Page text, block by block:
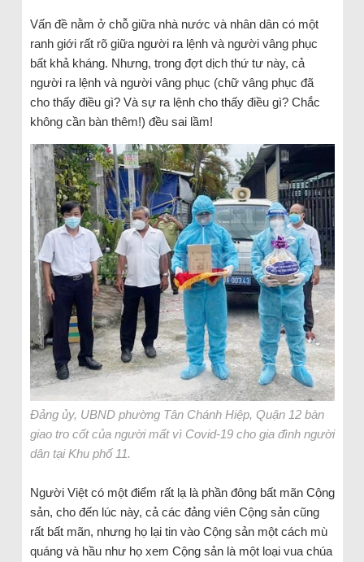
Vấn đề nằm ở chỗ giữa nhà nước và nhân dân có một
ranh giới rất rõ giữa người ra lệnh và người vâng phục
bất khả kháng. Nhưng, trong đợt dịch thứ tư này, cả
người ra lệnh và người vâng phục (chữ vâng phục đã
cho thấy điều gì? Và sự ra lệnh cho thấy điều gì? Chắc
không cần bàn thêm!) đều sai lầm!
Đảng ủy, UBND phường Tân Chánh Hiệp, Quận 12 bàn
giao tro cốt của người mất vì Covid-19 cho gia đình người
dân tại Khu phố 11.
Người Việt có một điểm rất lạ là phần đông bất mãn Cộng
sản, cho đến lúc này, cả các đảng viên Cộng sản cũng
rất bất mãn, nhưng họ lại tin vào Cộng sản một cách mù
quáng và hầu như họ xem Cộng sản là một loại vua chúa